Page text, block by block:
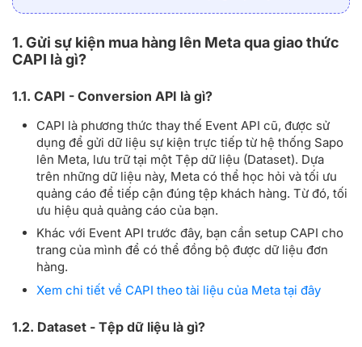
1. Gửi sự kiện mua hàng lên Meta qua giao thức
CAPI là gì?
1.1. CAPI - Conversion API là gì?
CAPI là phương thức thay thế Event API cũ, được sử
dụng để gửi dữ liệu sự kiện trực tiếp từ hệ thống Sapo
lên Meta, lưu trữ tại một Tệp dữ liệu (Dataset). Dựa
trên những dữ liệu này, Meta có thể học hỏi và tối ưu
quảng cáo để tiếp cận đúng tệp khách hàng. Từ đó, tối
ưu hiệu quả quảng cáo của bạn.
Khác với Event API trước đây, bạn cần setup CAPI cho
trang của mình để có thể đồng bộ được dữ liệu đơn
hàng.
Xem chi tiết về CAPI theo tài liệu của Meta tại đây
1.2. Dataset - Tệp dữ liệu là gì?